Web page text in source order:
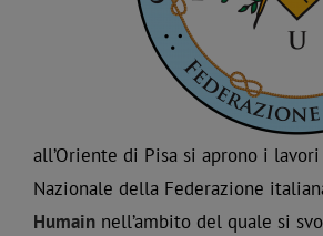
all’Oriente di Pisa si aprono i
Nazionale della Federazione
Humain nell’ambito del quale si